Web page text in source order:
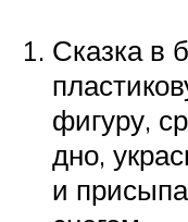
Сказка в
фигуру,
дно,
и